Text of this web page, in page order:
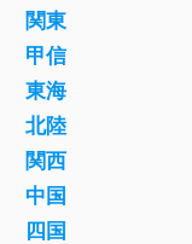
関東
甲信
東海
北陸
関西
中国
四国